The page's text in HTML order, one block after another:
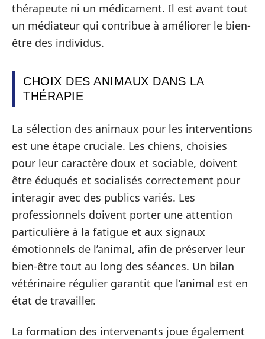
thérapeute ni un médicament. Il est avant tout
un médiateur qui contribue à améliorer le bien-
être des individus.
CHOIX DES ANIMAUX DANS LA
THÉRAPIE
La sélection des animaux pour les interventions
est une étape cruciale. Les chiens, choisies
pour leur caractère doux et sociable, doivent
être éduqués et socialisés correctement pour
interagir avec des publics variés. Les
professionnels doivent porter une attention
particulière à la fatigue et aux signaux
émotionnels de l’animal, afin de préserver leur
bien-être tout au long des séances. Un bilan
vétérinaire régulier garantit que l’animal est en
état de travailler.
La formation des intervenants joue également